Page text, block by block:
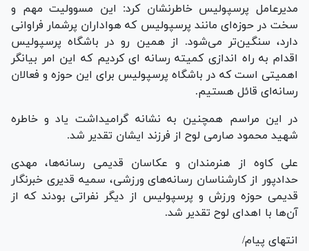
مدیرعامل پرسپولیس خاطرنشان کرد: این مسوولیت مهم و
سخت در حوزه‌ای مانند پرسپولیس که هواداران پرشمار فراوانی
دارد، سنگین‌تر می‌شود. از همین رو در باشگاه پرسپولیس
اقدام به راه اندازی کمیته رسانه ای کردیم که این امر بیانگر
اهمیتی است که در باشگاه پرسپولیس برای این حوزه و فعالان
رسانه‌ای قائل هستیم.
در این مراسم همچنین به نشانه گرامیداشت یاد و خاطره
شهید محمود صارمی لوح از فرزند ایشان تقدیر شد.
علی کاوه از هنرمندان و عکاسان قدیمی رسانه‌ها، مهدی
حدادپور از کارشناسان رسانه‌های ورزشی، سمیه قدیری خبرنگار
قدیمی حوزه ورزش و پرسپولیس از دیگر نفراتی بودند که از
آن‌ها با اهدای لوح تقدیر شد.
انتهای پیام/